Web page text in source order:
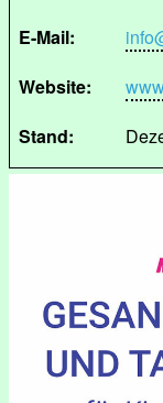
E-Mail:
Website:
Stand: